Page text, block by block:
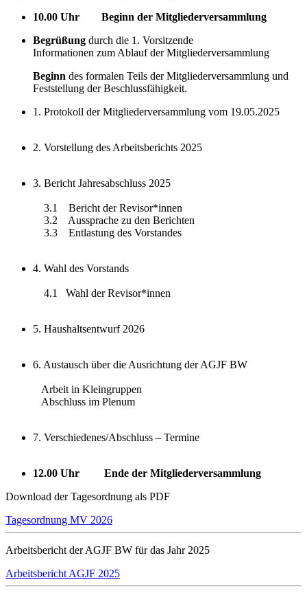
10.00 Uhr Beginn der Mitgliederversammlung
Begrüßung durch die 1. Vorsitzende
Informationen zum Ablauf der Mitgliederversammlung
Beginn des formalen Teils der Mitgliederversammlung und
Feststellung der Beschlussfähigkeit.
1. Protokoll der Mitgliederversammlung vom 19.05.2025
2. Vorstellung des Arbeitsberichts 2025
3. Bericht Jahresabschluss 2025
3.1 Bericht der Revisor*innen
3.2 Aussprache zu den Berichten
3.3 Entlastung des Vorstandes
4. Wahl des Vorstands
4.1 Wahl der Revisor*innen
5. Haushaltsentwurf 2026
6. Austausch über die Ausrichtung der AGJF BW
Arbeit in Kleingruppen
Abschluss im Plenum
7. Verschiedenes/Abschluss – Termine
12.00 Uhr Ende der Mitgliederversammlung
Download der Tagesordnung als PDF
Tagesordnung MV 2026
Arbeitsbericht der AGJF BW für das Jahr 2025
Arbeitsbericht AGJF 2025